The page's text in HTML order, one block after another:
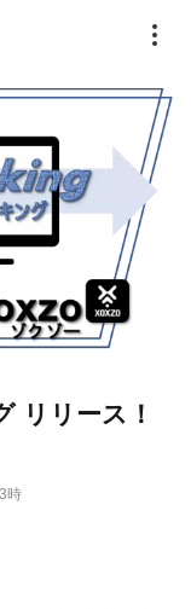
時
リリース！